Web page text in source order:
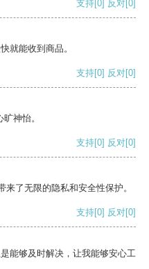
支持 [0] 反对 [0]
就能收到商品。
支持[0] 反对[0]
神怡。
支持[0] 反对[0]
了无限的隐私和安全性保护。
支持[0] 反对[0]
能够及时解决，让我能够安心工